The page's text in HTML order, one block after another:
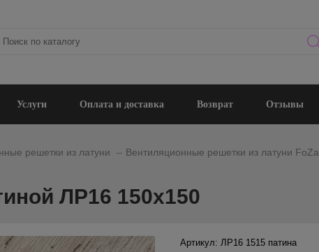
Услуги Оплата и доставка Возврат Отзывы
решетки из латуни Вентиляционные решетки из латуни FoZa
ЛР16 150х150
Артикул: ЛР16 1515 патина